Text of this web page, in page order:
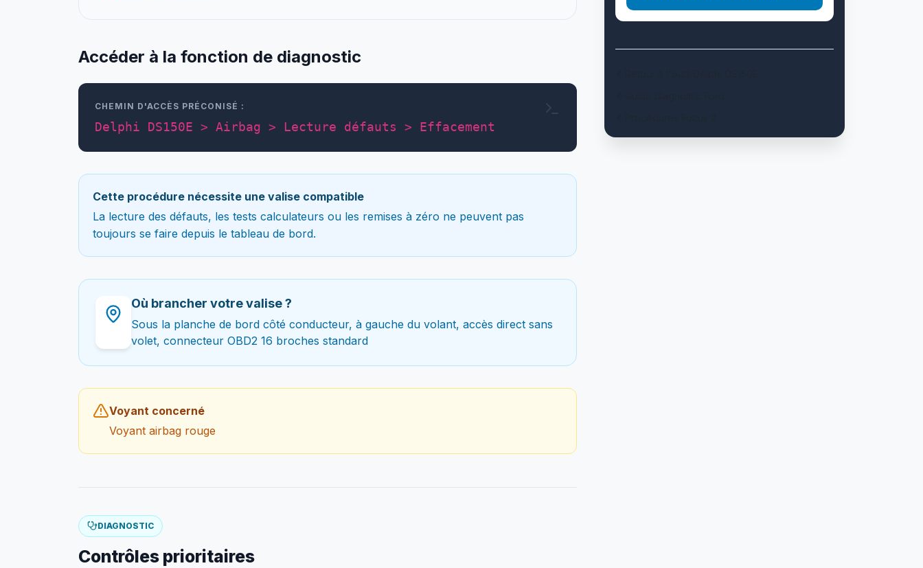
Accéder à la fonction de diagnostic
CHEMIN D'ACCÈS PRÉCONISÉ :
Delphi DS150E > Airbag > Lecture défauts > Effacement
Cette procédure nécessite une valise compatible
La lecture des défauts, les tests calculateurs ou les remises à zéro ne peuvent pas
toujours se faire depuis le tableau de bord.
Où brancher votre valise ?
Sous la planche de bord côté conducteur, à gauche du volant, accès direct sans
volet, connecteur OBD2 16 broches standard
Voyant concerné
Voyant airbag rouge
DIAGNOSTIC
Contrôles prioritaires